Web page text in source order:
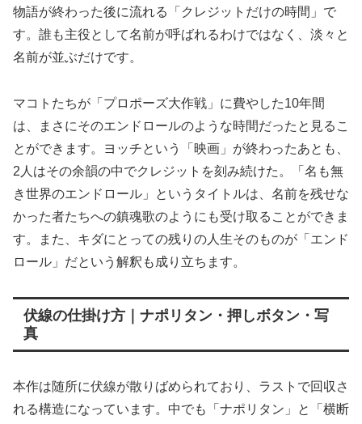
物語が終わった後に流れる「クレジットだけの時間」で
す。誰も主役として名前が呼ばれるわけではなく、淡々と
名前が並ぶだけです。
マコトたちが「プロポーズ大作戦」に費やした10年間
は、まさにそのエンドロールのような時間だったと見るこ
とができます。ヨッチという「映画」が終わったあとも、
2人はその余韻の中でクレジットを刻み続けた。「名も無
き世界のエンドロール」というタイトルは、名前を残せな
かった者たちへの鎮魂歌のようにも受け取ることができま
す。また、キダにとっての残りの人生そのものが「エンド
ロール」だという解釈も成り立ちます。
伏線の仕掛け方｜ナポリタン・押しボタン・写
真
本作は随所に伏線が散りばめられており、ラストで回収さ
れる構造になっています。中でも「ナポリタン」と「横断